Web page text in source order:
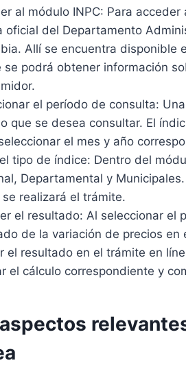
al módulo INPC: Para
oficial del Departamento
Allí se encuentra disponible
se podrá obtener información
el período de consulta:
que se desea consultar. El
el mes y año
tipo de índice: Dentro del
Departamental y
se realizará el trámite.
el resultado: Al seleccionar el
de la variación de precios en
el resultado en el trámite en
el cálculo correspondiente y